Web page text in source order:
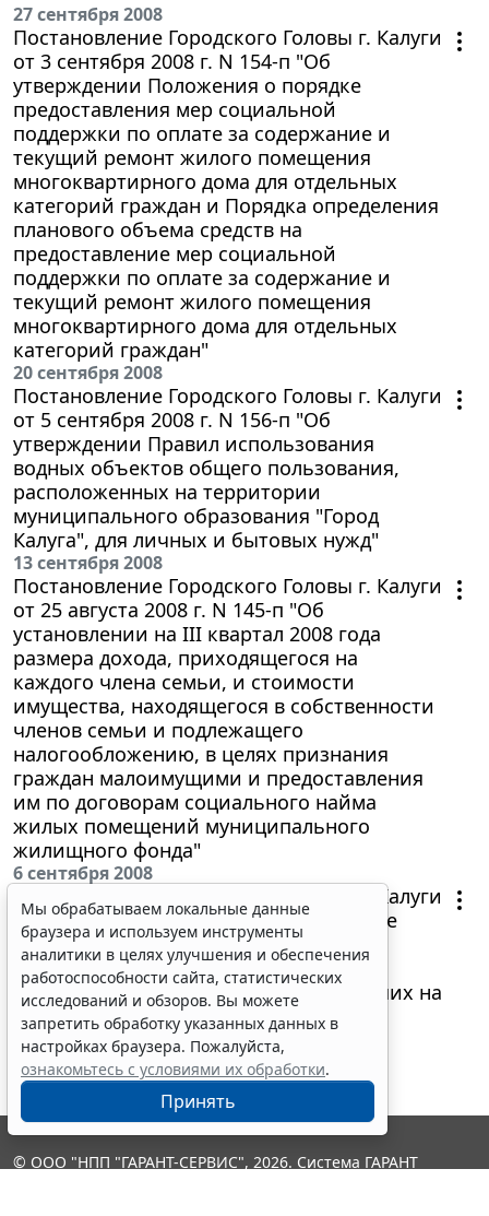
27 сентября 2008
Постановление Городского Головы г. Калуги
от 3 сентября 2008 г. N 154-п "Об
утверждении Положения о порядке
предоставления мер социальной
поддержки по оплате за содержание и
текущий ремонт жилого помещения
многоквартирного дома для отдельных
категорий граждан и Порядка определения
планового объема средств на
предоставление мер социальной
поддержки по оплате за содержание и
текущий ремонт жилого помещения
многоквартирного дома для отдельных
категорий граждан"
20 сентября 2008
Постановление Городского Головы г. Калуги
от 5 сентября 2008 г. N 156-п "Об
утверждении Правил использования
водных объектов общего пользования,
расположенных на территории
муниципального образования "Город
Калуга", для личных и бытовых нужд"
13 сентября 2008
Постановление Городского Головы г. Калуги
от 25 августа 2008 г. N 145-п "Об
установлении на III квартал 2008 года
размера дохода, приходящегося на
каждого члена семьи, и стоимости
имущества, находящегося в собственности
членов семьи и подлежащего
налогообложению, в целях признания
граждан малоимущими и предоставления
им по договорам социального найма
жилых помещений муниципального
жилищного фонда"
6 сентября 2008
Постановление Городского Головы г. Калуги
от 11 августа 2008 г. N 138-п "О порядке
стимулирования руководителей
муниципальных образовательных
учреждений города Калуги, перешедших на
региональную систему оплаты труда"
Мы обрабатываем локальные данные
браузера и используем инструменты
аналитики в целях улучшения и обеспечения
работоспособности сайта, статистических
исследований и обзоров. Вы можете
запретить обработку указанных данных в
настройках браузера. Пожалуйста,
ознакомьтесь с условиями их обработки.
Принять
© ООО "НПП "ГАРАНТ-СЕРВИС", 2026. Система ГАРАНТ